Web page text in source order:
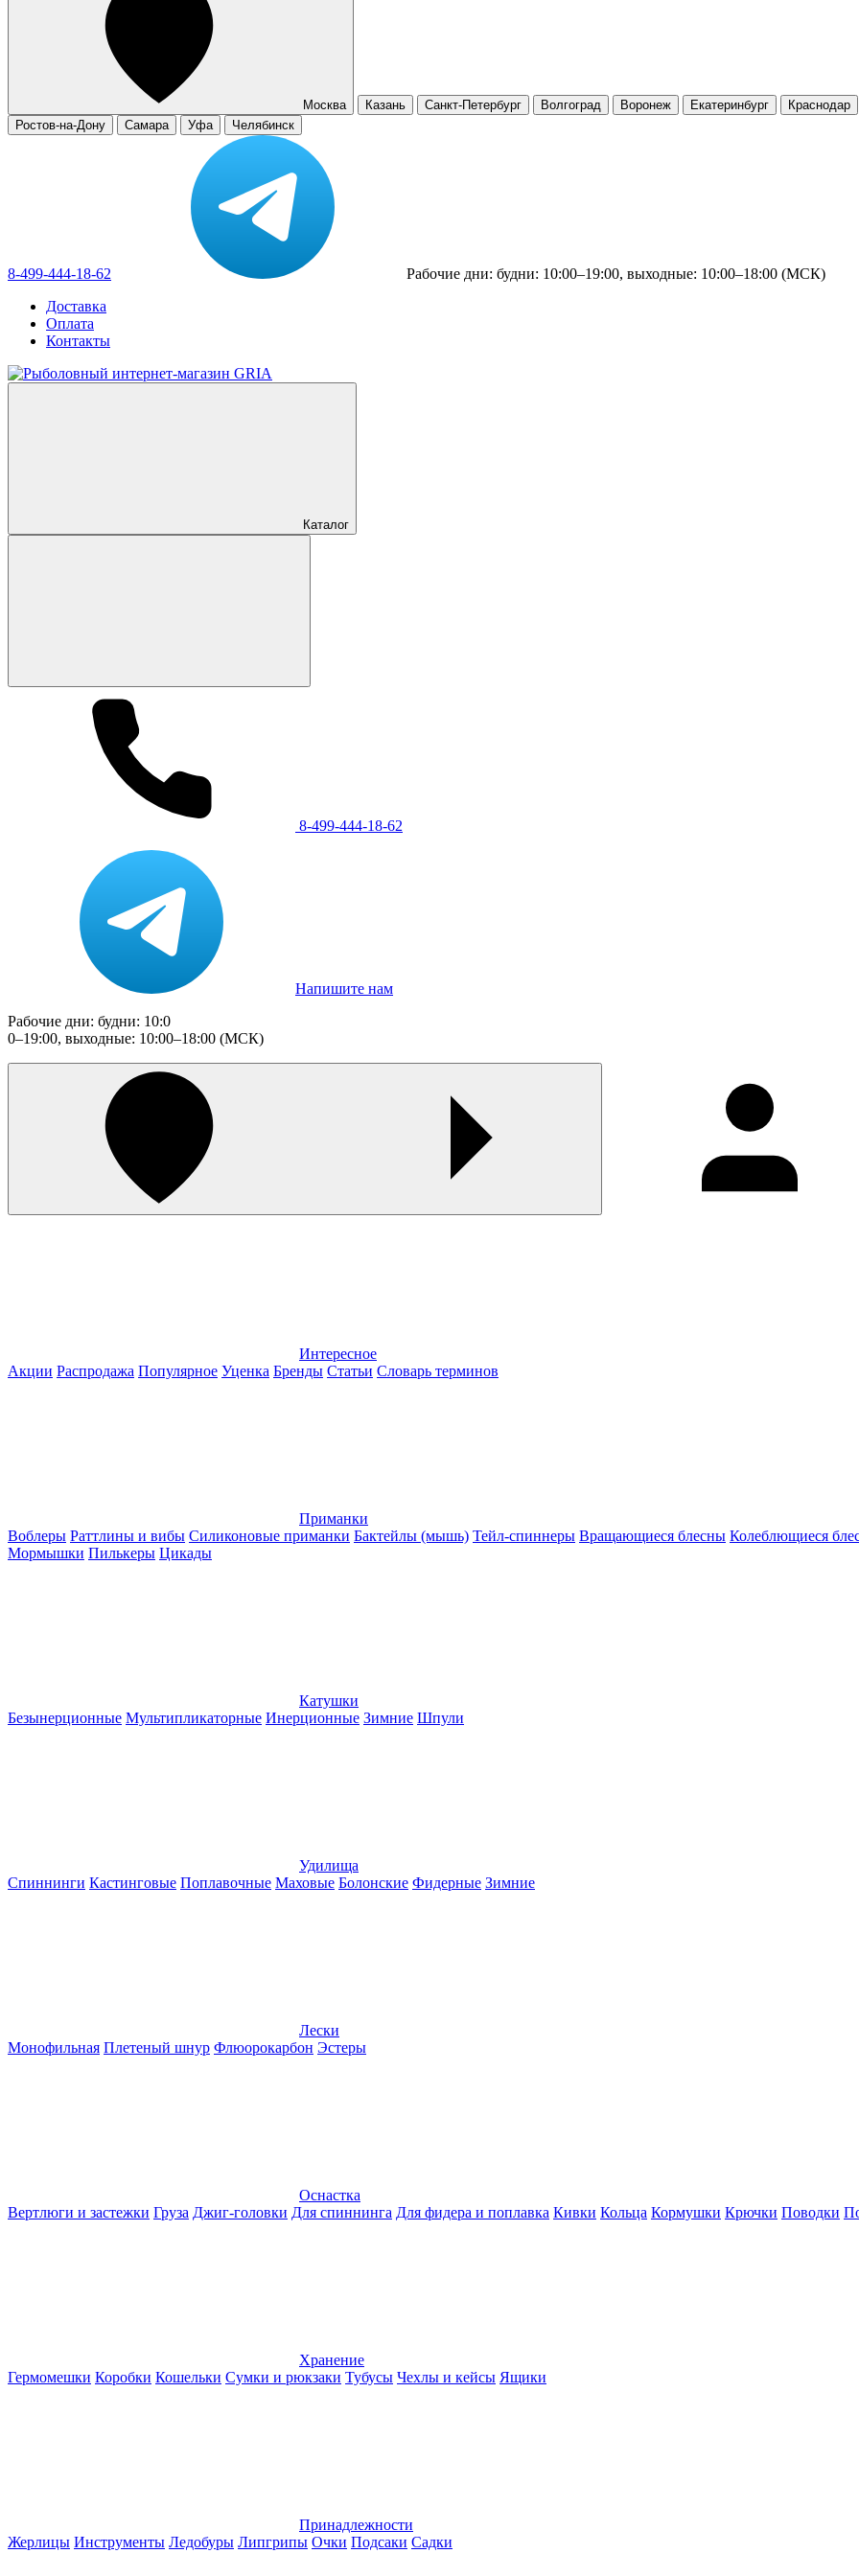
Москва Казань Санкт-Петербург Волгоград Воронеж Екатеринбург Краснодар
Ростов-на-Дону
Самара Уфа Челябинск
8-499-444-18-62
Рабочие дни: будни: 10:00–19:00, выходные: 10:00–18:00 (МСК)
Доставка
Оплата
Контакты
Каталог
8-499-444-18-62
Напишите нам
Рабочие дни: будни: 10:0
0–19:00, выходные: 10:00–18:00 (МСК)
Интересное
Акции Распродажа Популярное Уценка Бренды Статьи Словарь терминов
Приманки
Воблеры Раттлины и вибы Силиконовые приманки Бактейлы (мышь) Тейл-спиннеры Вращающиеся блесны Колеблющиеся
Мормышки Пилькеры Цикады
Катушки
Безынерционные Мультипликаторные Инерционные Зимние Шпули
Удилища
Спиннинги Кастинговые Поплавочные Маховые Болонские Фидерные Зимние
Лески
Монофильная Плетеный шнур Флюорокарбон Эстеры
Оснастка
Вертлюги и застежки Груза Джиг-головки Для спиннинга Для фидера и поплавка Кивки Кольца Кормушки Крючки Поводки
Хранение
Гермомешки Коробки Кошельки Сумки и рюкзаки Тубусы Чехлы и кейсы Ящики
Принадлежности
Жерлицы Инструменты Ледобуры Липгрипы Очки Подсаки Садки